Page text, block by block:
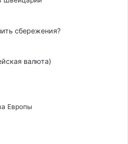
сбережения?
валюта)
Европы